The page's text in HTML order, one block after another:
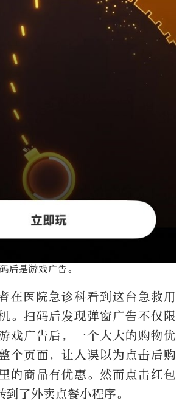
后是游戏广告。
在医院急诊科看到这台急救用
。扫码后发现弹窗广告不仅限
戏广告后，一个大大的购物优
个页面，让人误以为点击后购
的商品有优惠。然而点击红包
了外卖点餐小程序。